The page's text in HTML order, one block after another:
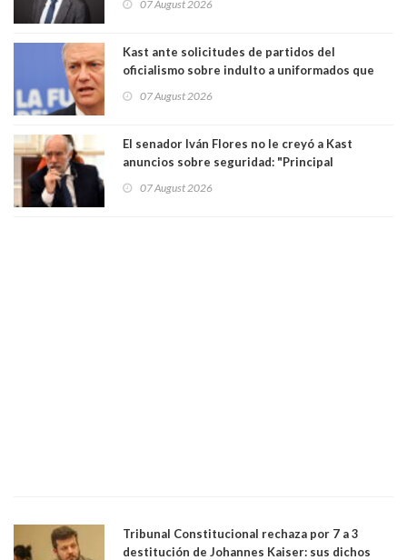
democracia” y "defendemos la alternancia en el
07 August 2026
Kast ante solicitudes de partidos del
oficialismo sobre indulto a uniformados que
07 August 2026
El senador Iván Flores no le creyó a Kast
anuncios sobre seguridad: "Principal
perseguir ruta del dinero y levantar secreto
07 August 2026
Tribunal Constitucional rechaza por 7 a 3
destitución de Johannes Kaiser: sus dichos